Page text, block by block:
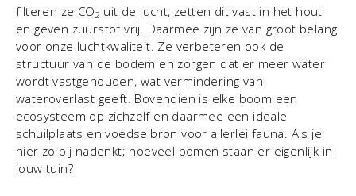
filteren ze CO2 uit de lucht, zetten dit vast in het hout
en geven zuurstof vrij. Daarmee zijn ze van groot belang
voor onze luchtkwaliteit. Ze verbeteren ook de
structuur van de bodem en zorgen dat er meer water
wordt vastgehouden, wat vermindering van
wateroverlast geeft. Bovendien is elke boom een
ecosysteem op zichzelf en daarmee een ideale
schuilplaats en voedselbron voor allerlei fauna. Als je
hier zo bij nadenkt; hoeveel bomen staan er eigenlijk in
jouw tuin?